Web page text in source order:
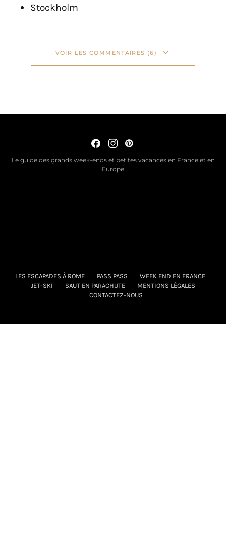
Stockholm
VOIR LES COMMENTAIRES (6)
Le guide des grands week-ends et petites vacances en France et en
Europe
LES ESCAPADES À ROME PASS PASS
WEEK END EN FRANCE
JET-SKI
SAUT EN PARACHUTE
MENTIONS LÉGALES
CONTACTEZ-NOUS